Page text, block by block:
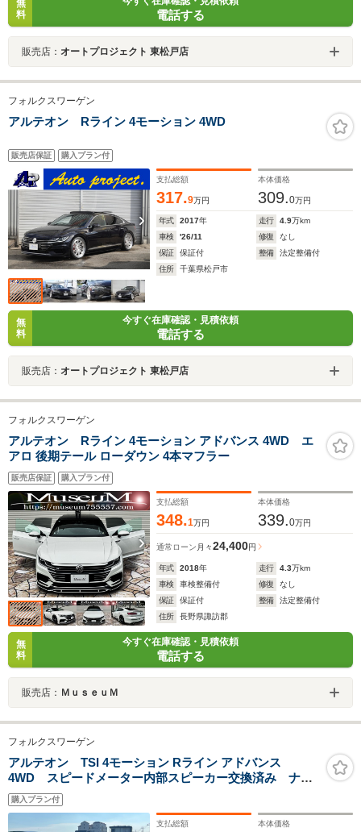
無
料
電話する
販売店： オートプロジェクト 東松戸店
フォルクスワーゲン
アルテオン Rライン 4モーション 4WD
販売店保証 購入プラン付
支払総額
317.9万円
本体価格
309.0万円
年式 2017年 走行 4.9万km
車検
'26/11 修復
なし
保証
保証付 整備
法定整備付
住所
千葉県松戸市
無
料
今すぐ在庫確認・見積依頼
電話する
販売店： オートプロジェクト 東松戸店
フォルクスワーゲン
アルテオン Rライン 4モーション アドバンス 4WD エ
アロ 後期テール ローダウン 4本マフラー
販売店保証 購入プラン付
支払総額
348.1万円
本体価格
339.0万円
通常ローン 月々24,400円
年式 2018年 走行 4.3万km
車検
車検整備付 修復
なし
保証
保証付 整備
法定整備付
住所
長野県諏訪郡
無
料
今すぐ在庫確認・見積依頼
電話する
販売店： ＭｕｓｅｕＭ
フォルクスワーゲン
アルテオン TSI 4モーション Rライン アドバンス
4WD スピードメーター内部スピーカー交換済み ナ
ビ ETC 追従クルーズコントロール ブラインドスポ
ット バックカメラ 運転席マッサージ機能 シートヒ
ーター ダウンサス ワイドトレッド
購入プラン付
支払総額 本体価格